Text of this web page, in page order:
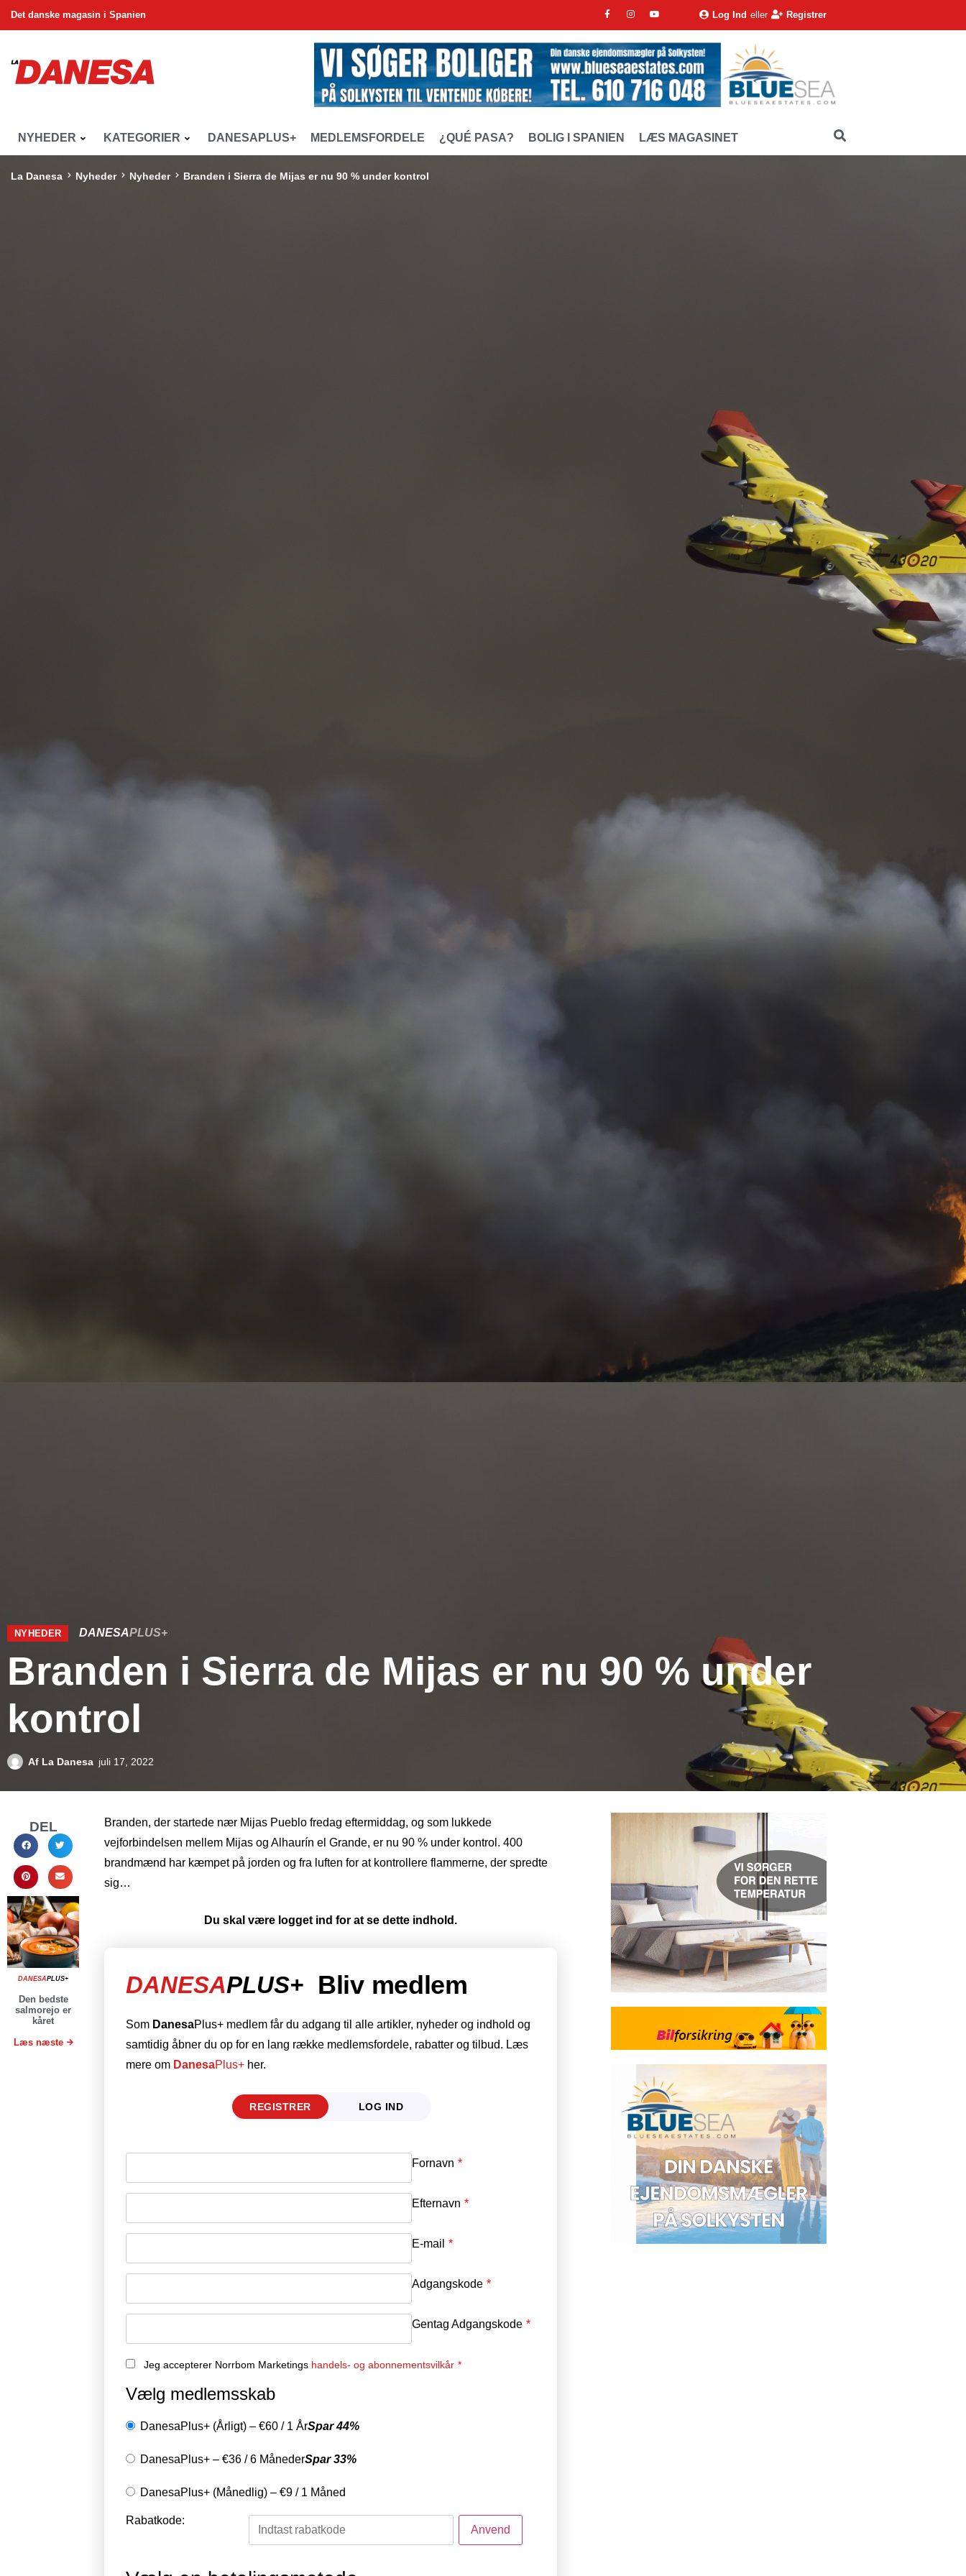
Det danske magasin i Spanien Log Ind eller Registrer
NYHEDER KATEGORIER DANESAPLUS+ MEDLEMSFORDELE ¿QUÉ PASA? BOLIG I SPANIEN LÆS MAGASINET
La Danesa Nyheder Nyheder Branden i Sierra de Mijas er nu 90 % under kontrol
NYHEDER DANESAPLUS+
Branden i Sierra de Mijas er nu 90 % under
kontrol
Af La Danesa juli 17, 2022
DEL
DANESAPLUS+
Den bedste
salmorejo er
kåret
Læs næste
Branden, der startede nær Mijas Pueblo fredag ​​eftermiddag, og som lukkede
vejforbindelsen mellem Mijas og Alhaurín el Grande, er nu 90 % under kontrol. 400
brandmænd har kæmpet på jorden og fra luften for at kontrollere flammerne, der spredte
sig…
Du skal være logget ind for at se dette indhold.
DANESAPLUS+ Bliv medlem
Som DanesaPlus+ medlem får du adgang til alle artikler, nyheder og indhold og
samtidig åbner du op for en lang række medlemsfordele, rabatter og tilbud. Læs
mere om DanesaPlus+ her.
REGISTRER LOG IND
Fornavn *
Efternavn *
E-mail *
Adgangskode *
Gentag Adgangskode *
Jeg accepterer Norrbom Marketings handels- og abonnementsvilkår *
Vælg medlemsskab
DanesaPlus+ (Årligt) – €60 / 1 ÅrSpar 44%
DanesaPlus+ – €36 /6 MånederSpar 33%
DanesaPlus+ (Månedlig) – €9 / 1 Måned
Rabatkode:
E-mail
Adgangskode